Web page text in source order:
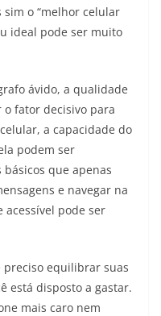
o “melhor celular
ideal pode ser muito
ávido, a qualidade
fator decisivo para
a capacidade do
podem ser
que apenas
e navegar na
acessível pode ser
preciso equilibrar suas
está disposto a gastar.
mais caro nem